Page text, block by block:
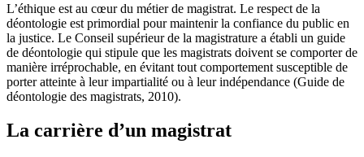
L’éthique est au cœur du métier de magistrat. Le respect de la
déontologie est primordial pour maintenir la confiance du public en
la justice. Le Conseil supérieur de la magistrature a établi un guide
de déontologie qui stipule que les magistrats doivent se comporter de
manière irréprochable, en évitant tout comportement susceptible de
porter atteinte à leur impartialité ou à leur indépendance (Guide de
déontologie des magistrats, 2010).
La carrière d’un magistrat